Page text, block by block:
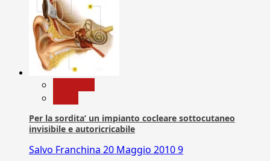
Per la sordita’ un impianto cocleare sottocutaneo
invisibile e autoricricabile
Salvo Franchina 20 Maggio 20109